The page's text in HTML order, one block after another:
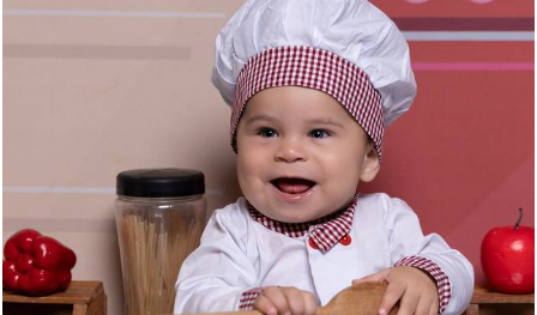
108 0